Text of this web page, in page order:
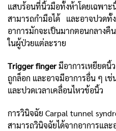
แสบร้อนที่นิ้วมือทั้งห้าโดยเฉพาะ
สามารถกำมือได้ และอาจปวดทั้
อาการมักจะเป็นมากตอนกลางคื
ในผู้ป่วยแต่ละราย
Trigger fingerมีอาการเหยียดนิ้
ถูกล็อก และอาจมีอาการอื่น ๆ เ
และปวดเวลาเคลื่อนไหวข้อนิ้ว
การวินิจฉัย Carpal tunnel
สามารถวินิจฉัยได้จากอาการและ